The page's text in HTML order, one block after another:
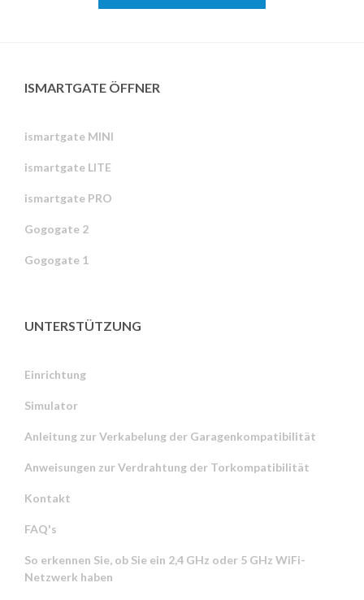
ISMARTGATE ÖFFNER
ismartgate MINI
ismartgate LITE
ismartgate PRO
Gogogate 2
Gogogate 1
UNTERSTÜTZUNG
Einrichtung
Simulator
Anleitung zur Verkabelung der Garagenkompatibilität
Anweisungen zur Verdrahtung der Torkompatibilität
Kontakt
FAQ's
So erkennen Sie, ob Sie ein 2,4 GHz oder 5 GHz WiFi-
Netzwerk haben